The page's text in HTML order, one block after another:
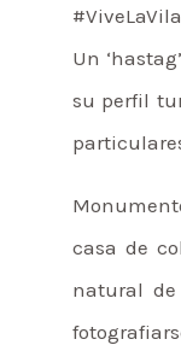
Un
su perfil
casa de
natural